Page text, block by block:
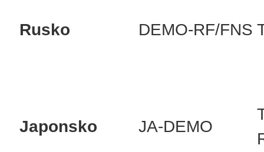
Rusko DEMO-RF/FNS
Japonsko JA-DEMO